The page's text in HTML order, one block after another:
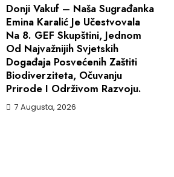
Donji Vakuf – Naša Sugrađanka
Emina Karalić Je Učestvovala
Na 8. GEF Skupštini, Jednom
Od Najvažnijih Svjetskih
Događaja Posvećenih Zaštiti
Biodiverziteta, Očuvanju
Prirode I Održivom Razvoju.
7 Augusta, 2026